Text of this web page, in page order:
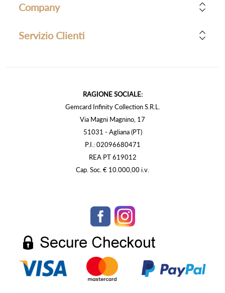
Company
Servizio Clienti
RAGIONE SOCIALE:
Gemcard Infinity Collection S.R.L.
Via Magni Magnino, 17
51031 - Agliana (PT)
P.I.: 02096680471
REA PT 619012
Cap. Soc. € 10.000,00 i.v.